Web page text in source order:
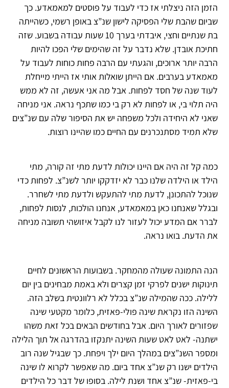
הזמן הזה ניצלתי אז כדי לעבוד על פוסטים למאמאדע. כך
שביום שהבת שלי הפסיקה לישון שנ”צ באופן רשמי, כשהייתה
בת שנתיים וחצי, איבדתי בערך 10 שעות עבודה בשבוע. שזה
חתיכת אובדן. שלא נדבר על זה שהימים שלי הפכו להיות
הרבה יותר ארוכים, והגעתי עם הרבה פחות כוחות לעבוד על
מאמאדע בערבים. אם הייתן שואלות אותי אז הייתי מייחלת
לעוד שנה של חסד לפחות. אבל מה אני אעשה, זה לא ממש
היה תלוי בי, או לפחות לא רק בי כמו שתכף נראה. אני מניחה
שאני לא היחידה ולכל משפחה יש את הסיפור שלה עם שנ”צים
שלא תמיד מסתנכרנים עם החיים כמו שהיינו רוצות.
כמה קל זה היה אם היינו יכולות לדעת מתי זה קורה, מתי
הילד או הילדה שלנו כבר לא יזדקקו יותר לשנ”צ. לפחות כדי
שנוכל להתכונן, לדעת מתי להתעקש ולדעת מתי לשחרר.
ובגלל שאנחנו כאן במאמאדע, אנחנו הולכות, לנסות לפחות,
לברר אם המדע יכול לעזור לנו לקבל איזושהי תשובה מניחה
את הדעת. בואו נראה.
הנה התמונה שעולה מהמחקר. בשבועות הראשונים לחיים
תינוקות ישנים לפרקי זמן קצרים ולא באמת מבחינים בין יום
ללילה. ככה שהמילה שנ”צ בכלל לא רלוונטית בשלב הזה.
השינה הזו נקראת שינה פולי-פאזית, כלומר מקטעי שינה
שפזורים לאורך היום. אבל בחודשים הבאים בכל זאת משהו
ישתנה- לאט לאט שעות השינה יתנקזו בהדרגה אל תוך הלילה
ומספר השנ”צים במהלך היום ילך ויפחת. כך שבגיל שנה רוב
הילדים ישנו רק שנ”צ אחד ביום. מה שאפשר לקרוא לו שינה
בי-פאזית- שנ”צ אחד ושנת לילה. בסופו של דבר כל הילדים